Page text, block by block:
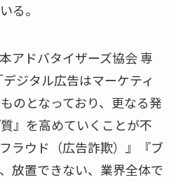
る。
アドバタイザーズ協会 専
ジタル広告はマーケティ
のとなっており、更なる発
』を高めていくことが不
ラウド（広告詐欺）』『ブ
放置できない、業界全体で